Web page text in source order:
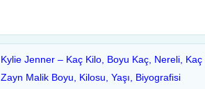
Kylie Jenner – Kaç Kilo, Boyu Kaç, Nereli, Kaç
Zayn Malik Boyu, Kilosu, Yaşı, Biyografisi